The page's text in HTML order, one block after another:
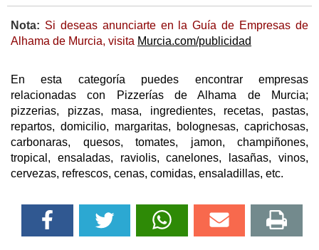
Nota: Si deseas anunciarte en la Guía de Empresas de
Alhama de Murcia, visita Murcia.com/publicidad
En esta categoría puedes encontrar empresas
relacionadas con Pizzerías de Alhama de Murcia;
pizzerias, pizzas, masa, ingredientes, recetas, pastas,
repartos, domicilio, margaritas, bolognesas, caprichosas,
carbonaras, quesos, tomates, jamon, champiñones,
tropical, ensaladas, raviolis, canelones, lasañas, vinos,
cervezas, refrescos, cenas, comidas, ensaladillas, etc.